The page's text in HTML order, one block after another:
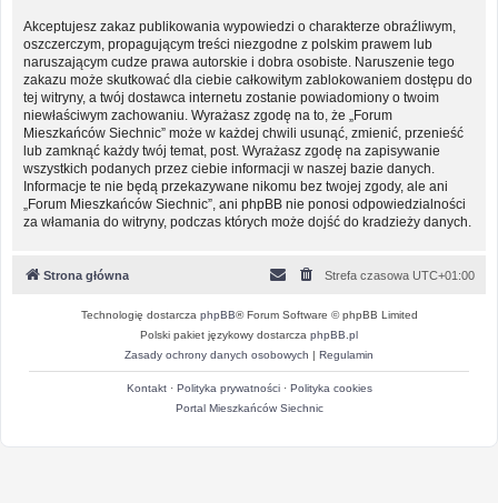
Akceptujesz zakaz publikowania wypowiedzi o charakterze obraźliwym,
oszczerczym, propagującym treści niezgodne z polskim prawem lub
naruszającym cudze prawa autorskie i dobra osobiste. Naruszenie tego
zakazu może skutkować dla ciebie całkowitym zablokowaniem dostępu do
tej witryny, a twój dostawca internetu zostanie powiadomiony o twoim
niewłaściwym zachowaniu. Wyrażasz zgodę na to, że „Forum
Mieszkańców Siechnic” może w każdej chwili usunąć, zmienić, przenieść
lub zamknąć każdy twój temat, post. Wyrażasz zgodę na zapisywanie
wszystkich podanych przez ciebie informacji w naszej bazie danych.
Informacje te nie będą przekazywane nikomu bez twojej zgody, ale ani
„Forum Mieszkańców Siechnic”, ani phpBB nie ponosi odpowiedzialności
za włamania do witryny, podczas których może dojść do kradzieży danych.
Strona główna Strefa czasowa UTC+01:00
Technologię dostarcza phpBB® Forum Software © phpBB Limited
Polski pakiet językowy dostarcza phpBB.pl
Zasady ochrony danych osobowych | Regulamin
Kontakt· Polityka prywatności· Polityka cookies
Portal Mieszkańców Siechnic